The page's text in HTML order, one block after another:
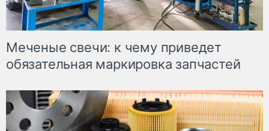
Меченые свечи: к чему приведет
обязательная маркировка запчастей